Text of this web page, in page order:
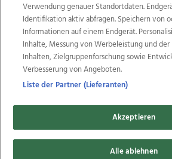
Weitere Angebote des
TV1 di-mog-i.at OÖNow
Life Radio
OÖNachrichten
OÖN Karriere
OÖN Reise
Regionaljobs
wasistlos.at
Copyrights © 2026 Tips Zeitungs
developed by11x11.net
Verwendung genauer Standortdaten.
Identifikation aktiv abfragen. Speichern von
Informationen auf einem Endgerät.
Inhalte, Messung von Werbeleistung und
Inhalten, Zielgruppenforschung sowie
Verbesserung von Angeboten.
Liste der Partner (Lieferanten)
Akzeptieren
Alle ablehnen